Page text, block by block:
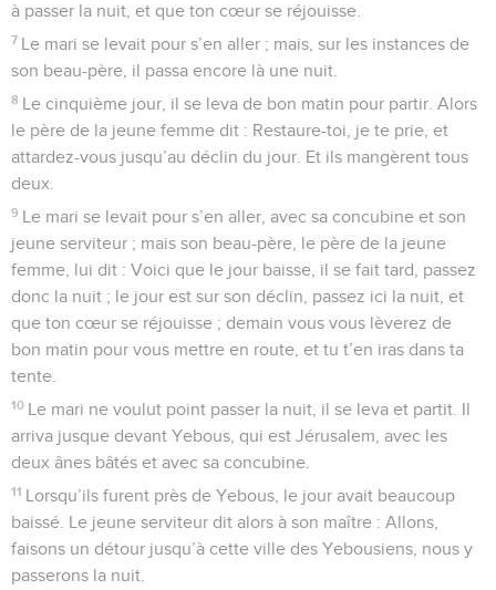
à passer la nuit, et que ton cœur se réjouisse.
7 Le mari se levait pour s’en aller ; mais, sur les instances de
son beau-père, il passa encore là une nuit.
8 Le cinquième jour, il se leva de bon matin pour partir. Alors
le père de la jeune femme dit : Restaure-toi, je te prie, et
attardez-vous jusqu’au déclin du jour. Et ils mangèrent tous
deux.
9 Le mari se levait pour s’en aller, avec sa concubine et son
jeune serviteur ; mais son beau-père, le père de la jeune
femme, lui dit : Voici que le jour baisse, il se fait tard, passez
donc la nuit ; le jour est sur son déclin, passez ici la nuit, et
que ton cœur se réjouisse ; demain vous vous lèverez de
bon matin pour vous mettre en route, et tu t’en iras dans ta
tente.
10 Le mari ne voulut point passer la nuit, il se leva et partit. Il
arriva jusque devant Yebous, qui est Jérusalem, avec les
deux ânes bâtés et avec sa concubine.
11 Lorsqu’ils furent près de Yebous, le jour avait beaucoup
baissé. Le jeune serviteur dit alors à son maître : Allons,
faisons un détour jusqu’à cette ville des Yebousiens, nous y
passerons la nuit.